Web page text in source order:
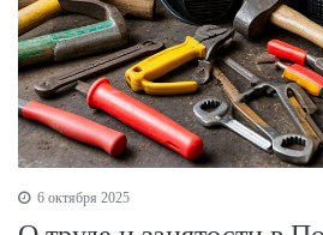
6 октября 2025